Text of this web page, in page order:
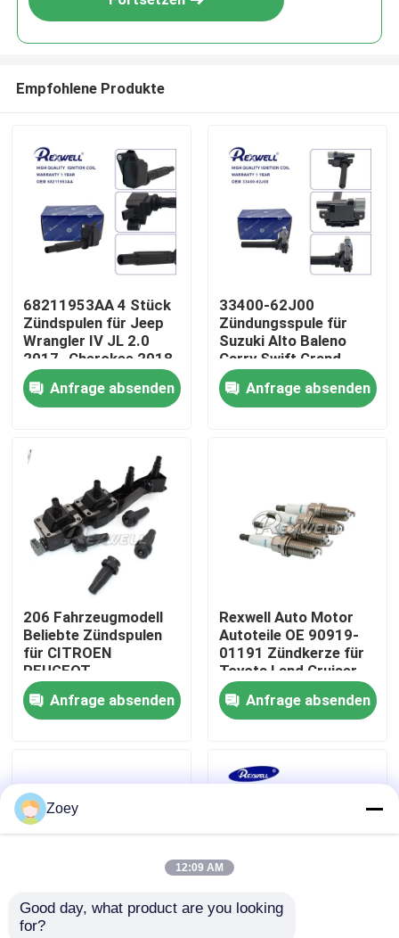
Videos
Über uns
Werksbesichtigung
Qualitätskontrolle
Nachrichten
Bitte um ein Angebot
Empfohlene Produkte
68211953AA 4 Stück
Zündspulen für Jeep
Wrangler IV JL 2.0
2017- Cherokee 2018
Alfa Romeo 2.0
Anfrage absenden
33400-62J00
Zündungsspule für
Suzuki Alto Baleno
Carry Swift Grand
Vitara Ignis Wagon
Liana 2009-2012
Anfrage absenden
206 Fahrzeugmodell
Beliebte Zündspulen
für CITROEN
PEUGEOT
9636337880 597099
Anfrage absenden
Rexwell Auto Motor
Autoteile OE 90919-
01191 Zündkerze für
Toyota Land Cruiser
HILUX
Anfrage absenden
Top-Lieferanten von
Zoey
12:09 AM
Good day, what product are you looking
for?